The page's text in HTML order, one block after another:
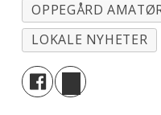
OPPEGÅRD
LOKALE NYHETER